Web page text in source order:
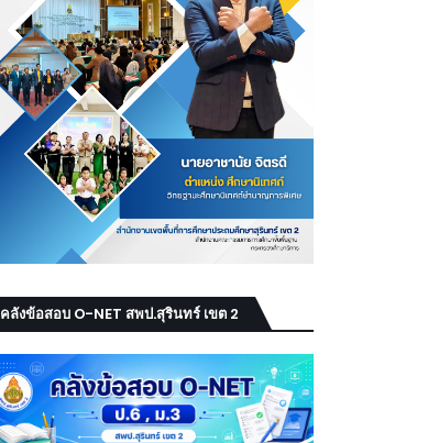
คลังข้อสอบ O-NET สพป.สุรินทร์ เขต 2